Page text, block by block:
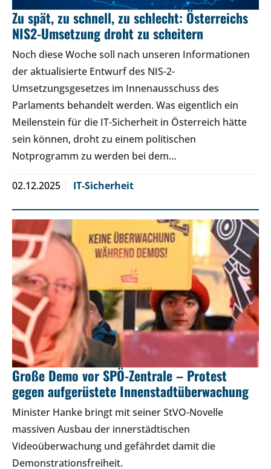
Zu spät, zu schnell, zu schlecht: Österreichs
NIS2-Umsetzung droht zu scheitern
Noch diese Woche soll nach unseren Informationen
der aktualisierte Entwurf des NIS-2-
Umsetzungsgesetzes im Innenausschuss des
Parlaments behandelt werden. Was eigentlich ein
Meilenstein für die IT-Sicherheit in Österreich hätte
sein können, droht zu einem politischen
Notprogramm zu werden bei dem…
02.12.2025 IT-Sicherheit
Große Demo vor SPÖ-Zentrale – Protest
gegen aufgerüstete Innenstadtüberwachung
Minister Hanke bringt mit seiner StVO-Novelle
massiven Ausbau der innerstädtischen
Videoüberwachung und gefährdet damit die
Demonstrationsfreiheit.